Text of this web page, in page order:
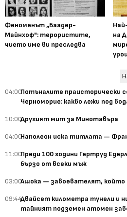
Феноменът „Баадер-
Майнхоф": терористите,
чието име ви преследва
на
04:00Потъналите праисторически
Черноморие: какво лежи под
10:00Другият мит за Минотавъра
04:00Наполеон иска титлата —
11:00Преди 100 години Гертруд
бързо от всеки мъж
03:00Ашока — завоевателят, който
09:44Двайсет километра тунели и
тайният подземен атомен